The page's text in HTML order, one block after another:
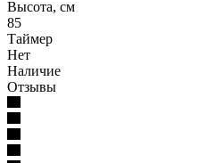
Высота, см
85
Таймер
Нет
Наличие
Отзывы